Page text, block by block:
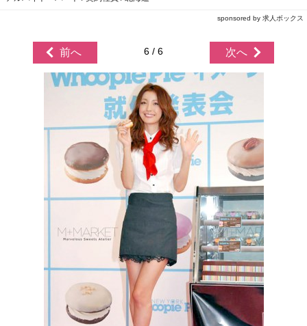
sponsored by 求人ボックス
前へ 6 / 6 次へ